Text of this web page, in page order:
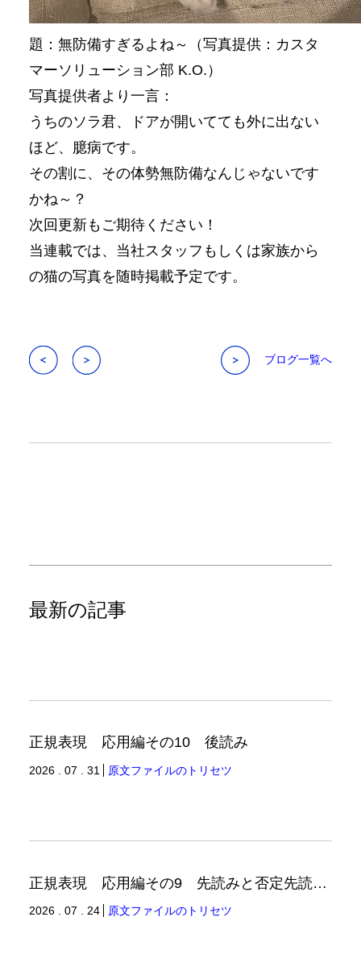
題：無防備すぎるよね～（写真提供：カスタ
マーソリューション部 K.O.）
写真提供者より一言：
うちのソラ君、ドアが開いてても外に出ない
ほど、臆病です。
その割に、その体勢無防備なんじゃないです
かね～？
次回更新もご期待ください！
当連載では、当社スタッフもしくは家族から
の猫の写真を随時掲載予定です。
ブログ一覧へ
最新の記事
正規表現 応用編その10 後読み
2026 . 07 . 31 原文ファイルのトリセツ
正規表現 応用編その9 先読みと否定先読みの例
2026 . 07 . 24 原文ファイルのトリセツ